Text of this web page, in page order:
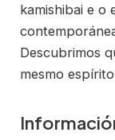
kamishibai e o
Descubrimos
mesmo